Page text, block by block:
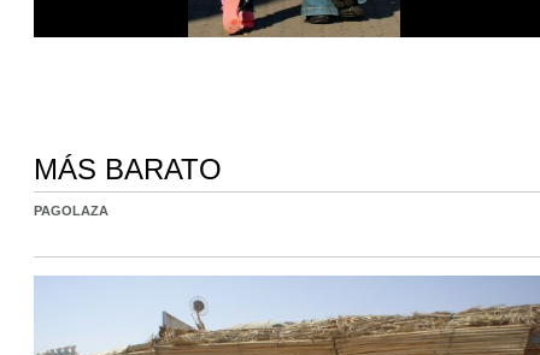
MÁS BARATO
PAGOLAZA